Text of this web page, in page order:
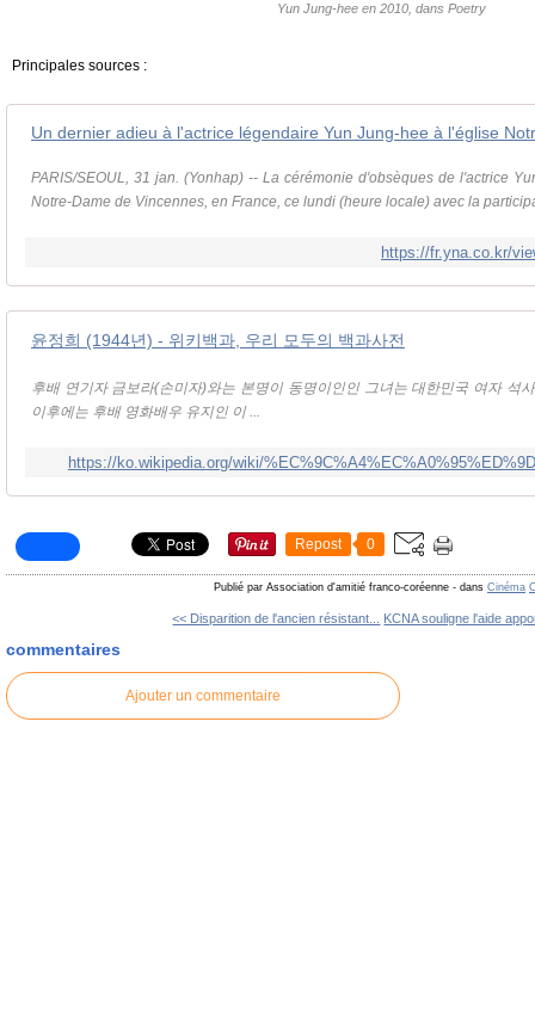
Yun Jung-hee en 2010, dans Poetry
Principales sources :
PARIS/SEOUL, 31 jan. (Yonhap) -- La cérémonie d'obsèques de l'actrice
Notre-Dame de Vincennes, en France, ce lundi (heure locale) avec la
https://fr.yna.co.kr/
윤정희 (1944년) - 위키백과, 우리 모두의 백과사전
후배 연기자 금보라(손미자)와는 본명이 동명이인인 그녀는 대한민국 여자 석
이후에는 후배 영화배우 유지인 이 ...
https://ko.wikipedia.org/wiki/
Repost 0
Publié par Association d'amitié franco-coréenne - dans Cinéma
<< Disparition de l'ancien résistant... KCNA souligne l'aide
commentaires
Ajouter un commentaire